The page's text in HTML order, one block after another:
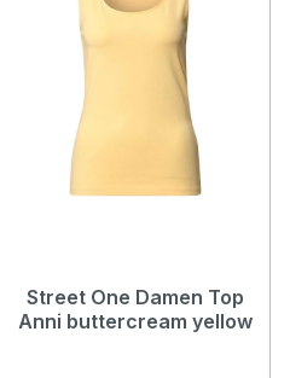
Street One Damen Top
Anni buttercream yellow